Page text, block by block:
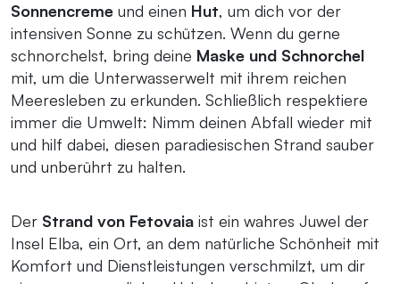
Sonnencreme und einen Hut, um dich vor der
intensiven Sonne zu schützen. Wenn du gerne
schnorchelst, bring deine Maske und Schnorchel
mit, um die Unterwasserwelt mit ihrem reichen
Meeresleben zu erkunden. Schließlich respektiere
immer die Umwelt: Nimm deinen Abfall wieder mit
und hilf dabei, diesen paradiesischen Strand sauber
und unberührt zu halten.
Der Strand von Fetovaia ist ein wahres Juwel der
Insel Elba, ein Ort, an dem natürliche Schönheit mit
Komfort und Dienstleistungen verschmilzt, um dir